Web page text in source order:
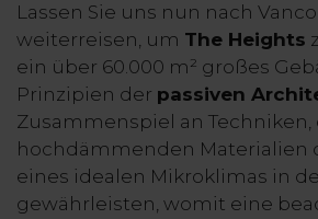
Lassen Sie uns nun nach
weiterreisen, um The Heights
ein über 60.000 m² großes
Prinzipien der passiven
Zusammenspiel an Techniken,
hochdämmenden Materialien
eines idealen Mikroklimas in
gewährleisten, womit eine